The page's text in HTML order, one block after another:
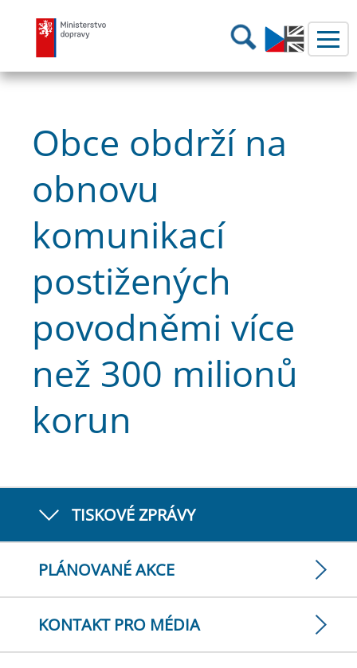
Ministerstvo dopravy Hledání
Obce obdrží na
obnovu
komunikací
postižených
povodněmi více
než 300 milionů
korun
TISKOVÉ ZPRÁVY
PLÁNOVANÉ AKCE
KONTAKT PRO MÉDIA